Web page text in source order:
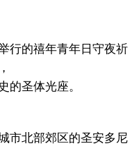
行的禧年青年日守夜祈
的圣体光座。
市北部郊区的圣安多尼